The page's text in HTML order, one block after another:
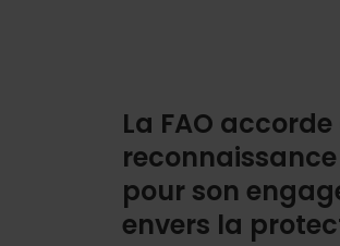
La FAO
pour son
envers la